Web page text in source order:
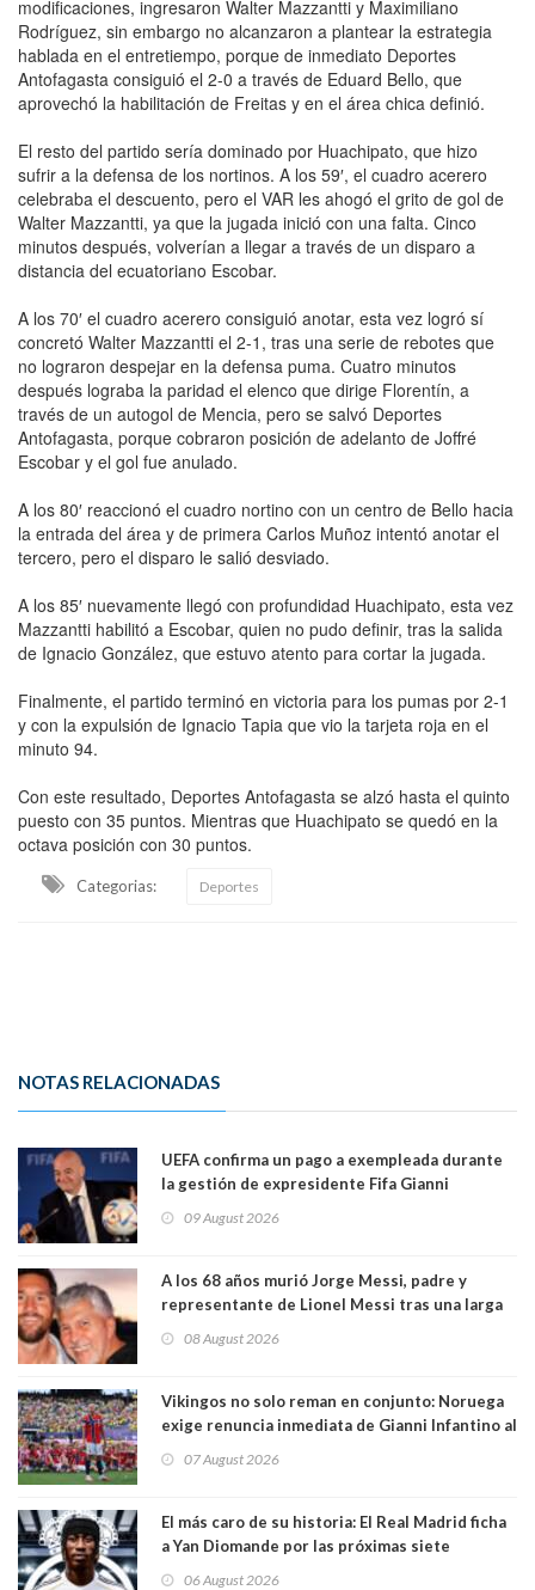
modificaciones, ingresaron Walter Mazzantti y Maximiliano
Rodríguez, sin embargo no alcanzaron a plantear la estrategia
hablada en el entretiempo, porque de inmediato Deportes
Antofagasta consiguió el 2-0 a través de Eduard Bello, que
aprovechó la habilitación de Freitas y en el área chica definió.
El resto del partido sería dominado por Huachipato, que hizo
sufrir a la defensa de los nortinos. A los 59′, el cuadro acerero
celebraba el descuento, pero el VAR les ahogó el grito de gol de
Walter Mazzantti, ya que la jugada inició con una falta. Cinco
minutos después, volverían a llegar a través de un disparo a
distancia del ecuatoriano Escobar.
A los 70′ el cuadro acerero consiguió anotar, esta vez logró sí
concretó Walter Mazzantti el 2-1, tras una serie de rebotes que
no lograron despejar en la defensa puma. Cuatro minutos
después lograba la paridad el elenco que dirige Florentín, a
través de un autogol de Mencia, pero se salvó Deportes
Antofagasta, porque cobraron posición de adelanto de Joffré
Escobar y el gol fue anulado.
A los 80′ reaccionó el cuadro nortino con un centro de Bello hacia
la entrada del área y de primera Carlos Muñoz intentó anotar el
tercero, pero el disparo le salió desviado.
A los 85′ nuevamente llegó con profundidad Huachipato, esta vez
Mazzantti habilitó a Escobar, quien no pudo definir, tras la salida
de Ignacio González, que estuvo atento para cortar la jugada.
Finalmente, el partido terminó en victoria para los pumas por 2-1
y con la expulsión de Ignacio Tapia que vio la tarjeta roja en el
minuto 94.
Con este resultado, Deportes Antofagasta se alzó hasta el quinto
puesto con 35 puntos. Mientras que Huachipato se quedó en la
octava posición con 30 puntos.
Categorias: Deportes
NOTAS RELACIONADAS
UEFA confirma un pago a exempleada durante
la gestión de expresidente Fifa Gianni
relación sentimental
09 August 2026
A los 68 años murió Jorge Messi, padre y
representante de Lionel Messi tras una larga
08 August 2026
Vikingos no solo reman en conjunto: Noruega
exige renuncia inmediata de Gianni Infantino al
07 August 2026
El más caro de su historia: El Real Madrid ficha
a Yan Diomande por las próximas siete
06 August 2026